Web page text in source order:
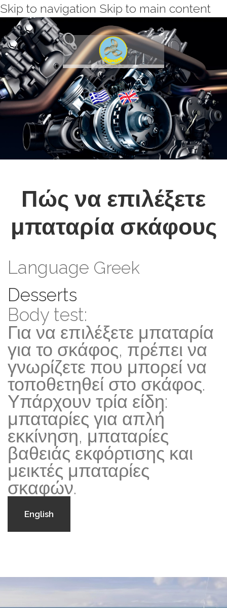
Skip to navigation Skip to main content
Πώς να επιλέξετε
μπαταρία σκάφους
Language Greek
Desserts
Body test:
Για να επιλέξετε μπαταρία
για το σκάφος, πρέπει να
γνωρίζετε που μπορεί να
τοποθετηθεί στο σκάφος.
Υπάρχουν τρία είδη:
μπαταρίες για απλή
εκκίνηση, μπαταρίες
βαθειάς εκφόρτισης και
μεικτές μπαταρίες
σκαφών.
English